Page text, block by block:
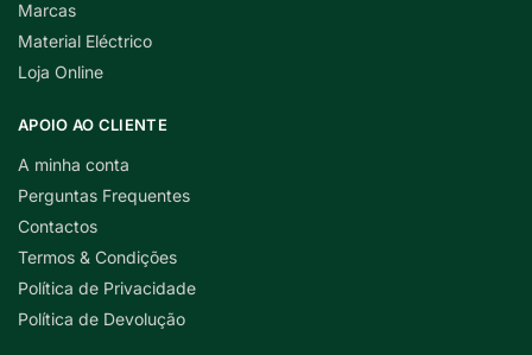
Marcas
Material Eléctrico
Loja Online
APOIO AO CLIENTE
A minha conta
Perguntas Frequentes
Contactos
Termos & Condições
Política de Privacidade
Política de Devolução